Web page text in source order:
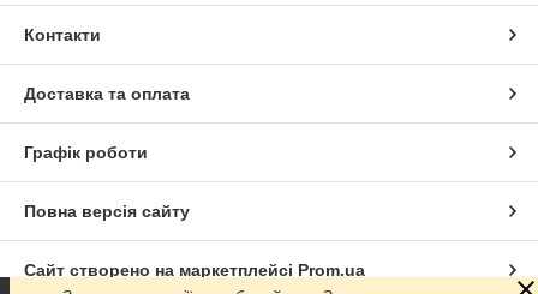
Контакти
Доставка та оплата
Графік роботи
Повна версія сайту
Сайт створено на маркетплейсі Prom.ua